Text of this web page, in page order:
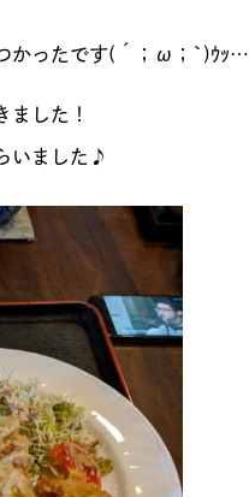
つかったです(´；ω；`)ｳｯ…
ました！
いました♪